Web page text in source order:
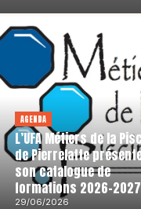
AGENDA
L’UFA Métiers de la
de Pierrelatte
son catalogue de
formations 2026-2027
29/06/2026